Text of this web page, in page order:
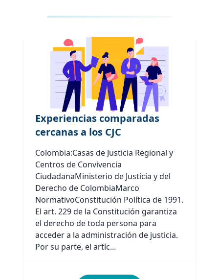
Experiencias comparadas
cercanas a los CJC
Colombia:Casas de Justicia Regional y
Centros de Convivencia
CiudadanaMinisterio de Justicia y del
Derecho de ColombiaMarco
NormativoConstitución Política de 1991.
El art. 229 de la Constitución garantiza
el derecho de toda persona para
acceder a la administración de justicia.
Por su parte, el artíc...